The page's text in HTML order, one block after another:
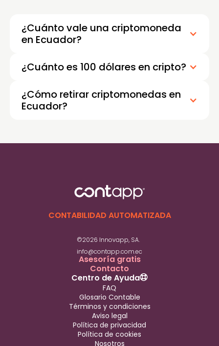
¿Cuánto vale una criptomoneda
en Ecuador?
¿Cuánto es 100 dólares en cripto?
¿Cómo retirar criptomonedas en
Ecuador?
plataformas que permitan venderlas y recibir
cripto a USD antes de retirarla.
CONTABILIDAD AUTOMATIZADA
©2026 Innovapp, SA.
info@contapp.com.ec
Asesoría gratis
Contacto
Centro de Ayuda
FAQ
Glosario Contable
Términos y condiciones
Aviso legal
Política de privacidad
Política de cookies
Nosotros